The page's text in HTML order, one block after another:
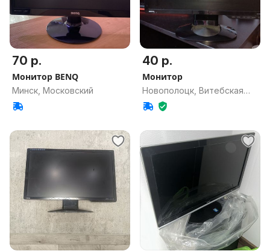
70 р.
Монитор BENQ
Минск, Московский
40 р.
Монитор
Новополоцк, Витебская
обл.